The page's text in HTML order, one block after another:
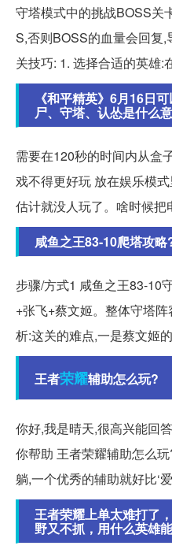
守塔模式中的挑战BOSS关
S,否则BOSS的血量会回复
关技巧: 1. 选择合适的英雄:
《和平精英》6月16日
尸、守塔、认怂是什么
需要在120秒的时间内从盒
戏不得更好玩 放在娱乐模
估计就没人玩了。啥时候把
咸鱼之王83-10爬塔攻略
步骤/方式1 咸鱼之王83-10
+张飞+蔡文姬。整体守塔
析:这关的难点,一是蔡文姬
王者荣耀辅助怎么玩?
你好,我是晴天,很高兴能回
你帮助 王者荣耀辅助怎么
躺,一个优秀的辅助就好比‘
王者荣耀上单太难打了
野又不抓，用什么英雄